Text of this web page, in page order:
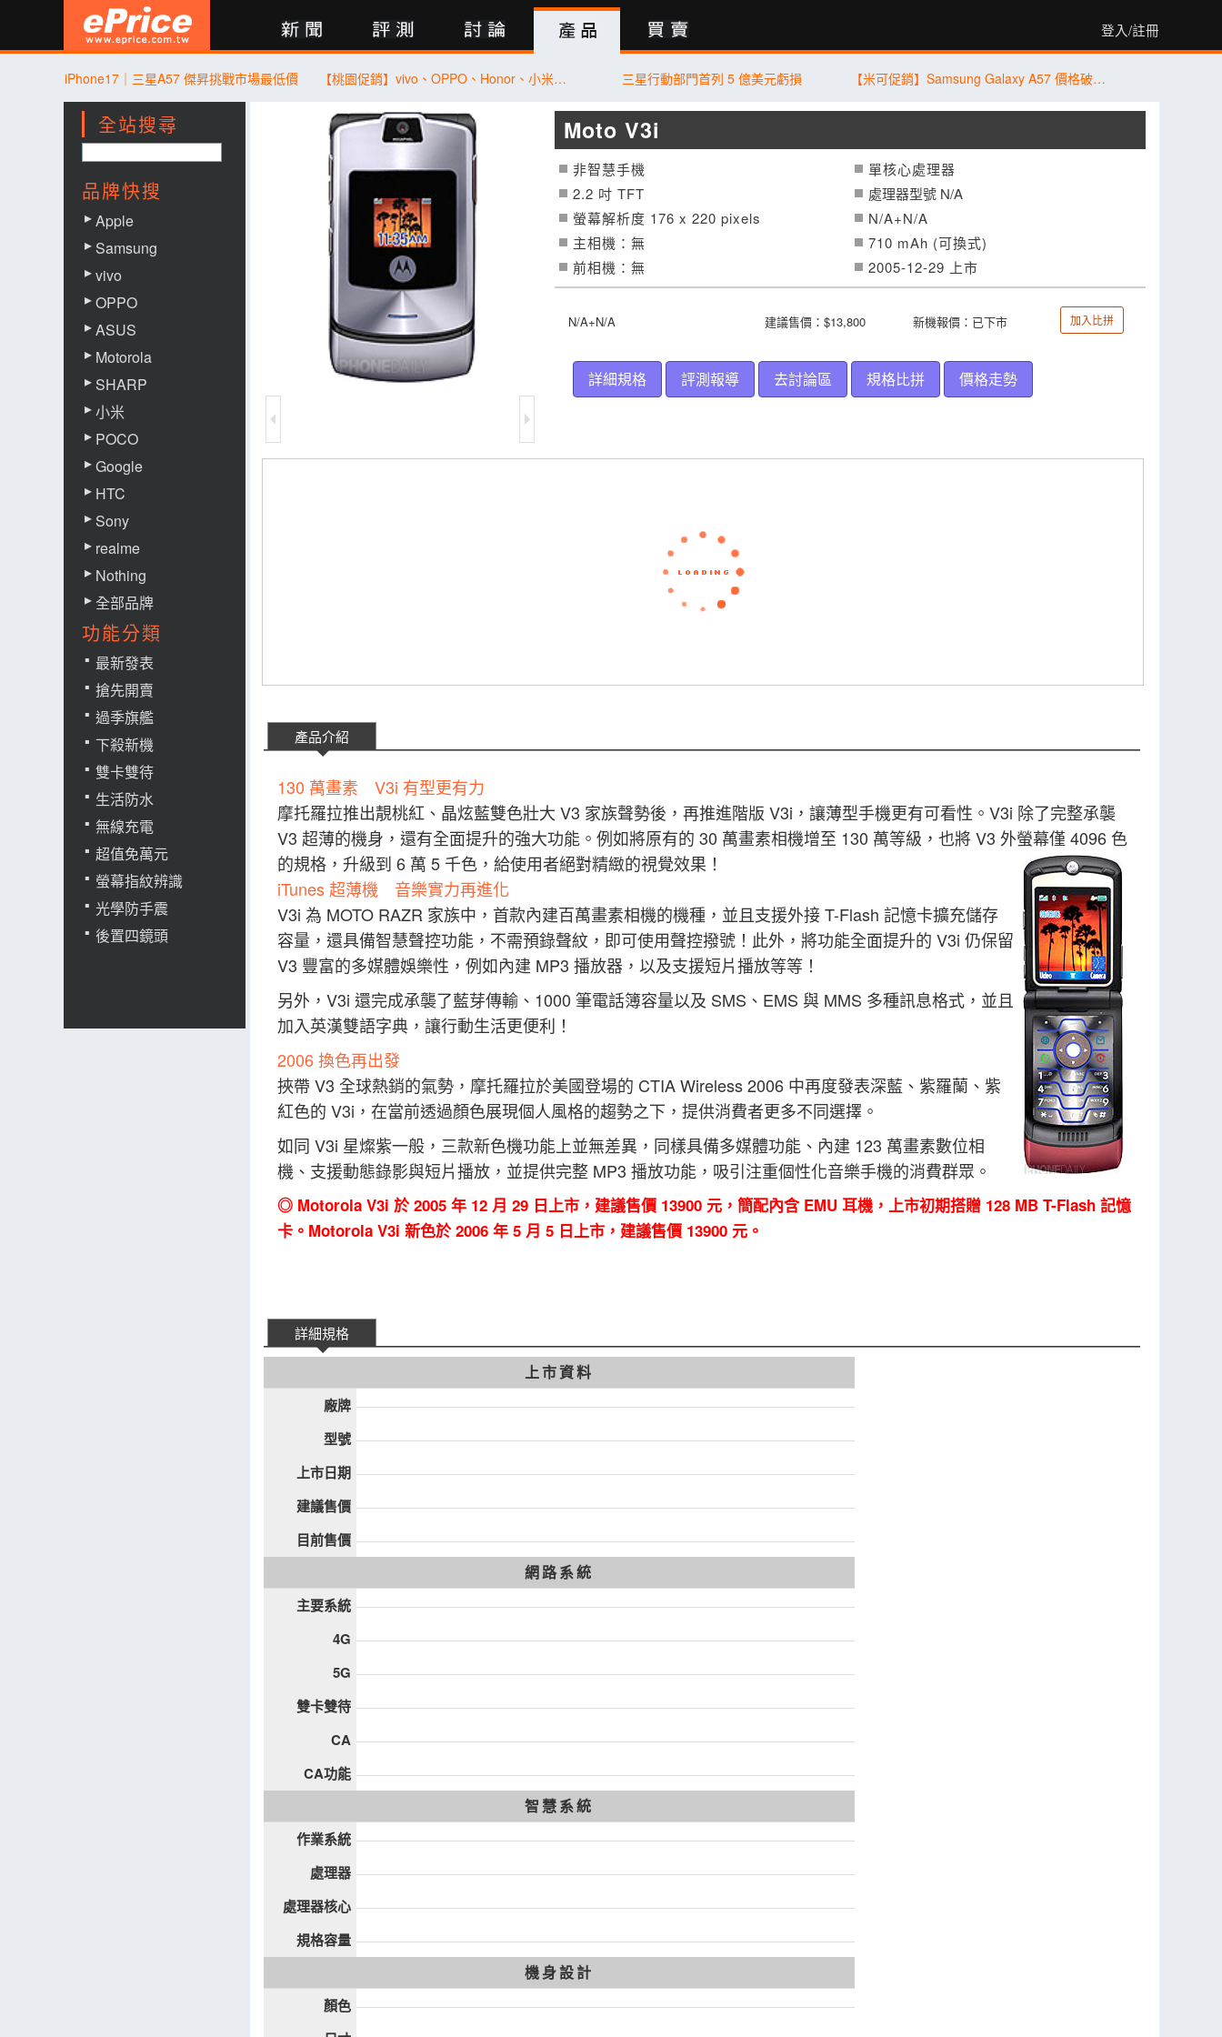
登入/註冊
評測 討論 產品 買賣 商城 登入 行動版
iPhone17｜三星A57 傑昇挑戰市場最低價 【桃園促銷】vivo、OPPO、Honor、小米、Samsung、Apple，現貨特價 3,590 元起有夠划算！(7/31~8/6) 三星行動部門首列 5 億美元虧損 【米可促銷】Samsung Galaxy A57 價格破盤！米可手機館限時 $13,890 (8/4~8/6)
全站搜尋
品牌快搜
Apple
Samsung
vivo
OPPO
ASUS
Motorola
SHARP
小米
POCO
Google
HTC
Sony
realme
Nothing
全部品牌
功能分類
最新發表
搶先開賣
過季旗艦
下殺新機
雙卡雙待
生活防水
無線充電
超值免萬元
螢幕指紋辨識
光學防手震
後置四鏡頭
Moto V3i
非智慧手機
單核心處理器
2.2 吋 TFT
處理器型號 N/A
螢幕解析度 176 x 220 pixels
N/A+N/A
主相機：無
710 mAh (可換式)
前相機：無
2005-12-29 上市
N/A+N/A 建議售價：$13,800 新機報價：已下市 加入比拼
詳細規格 評測報導 去討論區 規格比拼 價格走勢
產品介紹
130 萬畫素 V3i 有型更有力
摩托羅拉推出靚桃紅、晶炫藍雙色壯大 V3 家族聲勢後，再推進階版 V3i，讓薄型手機更有可看性。V3i 除了完整承襲
V3 超薄的機身，還有全面提升的強大功能。例如將原有的 30 萬畫素相機增至 130 萬等級，也將 V3 外螢幕僅 4096 色
的規格，升級到 6 萬 5 千色，給使用者絕對精緻的視覺效果！
iTunes 超薄機 音樂實力再進化
V3i 為 MOTO RAZR 家族中，首款內建百萬畫素相機的機種，並且支援外接 T-Flash 記憶卡擴充儲存
容量，還具備智慧聲控功能，不需預錄聲紋，即可使用聲控撥號！此外，將功能全面提升的 V3i 仍保留
V3 豐富的多媒體娛樂性，例如內建 MP3 播放器，以及支援短片播放等等！
另外，V3i 還完成承襲了藍芽傳輸、1000 筆電話簿容量以及 SMS、EMS 與 MMS 多種訊息格式，並且
加入英漢雙語字典，讓行動生活更便利！
2006 換色再出發
挾帶 V3 全球熱銷的氣勢，摩托羅拉於美國登場的 CTIA Wireless 2006 中再度發表深藍、紫羅蘭、紫
紅色的 V3i，在當前透過顏色展現個人風格的趨勢之下，提供消費者更多不同選擇。
如同 V3i 星燦紫一般，三款新色機功能上並無差異，同樣具備多媒體功能、內建 123 萬畫素數位相
機、支援動態錄影與短片播放，並提供完整 MP3 播放功能，吸引注重個性化音樂手機的消費群眾。
◎ Motorola V3i 於 2005 年 12 月 29 日上市，建議售價 13900 元，簡配內含 EMU 耳機，上市初期搭贈 128 MB T-Flash 記憶
卡。Motorola V3i 新色於 2006 年 5 月 5 日上市，建議售價 13900 元。
詳細規格
上市資料
廠牌
型號
上市日期
建議售價
目前售價
網路系統
主要系統
4G
5G
雙卡雙待
CA
CA功能
智慧系統
作業系統
處理器
處理器核心
規格容量
機身設計
顏色